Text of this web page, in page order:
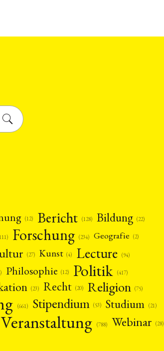
(12) Bericht (128) Bildung (22)
Forschung (234) Geografie (2)
(27) Kunst (4) Lecture (94)
Philosophie (12) Politik (417)
(23) Recht (20) Religion (75)
(661) Stipendium (53) Studium (21)
Veranstaltung (788) Webinar (28)